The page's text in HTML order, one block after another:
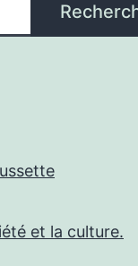
et la culture.